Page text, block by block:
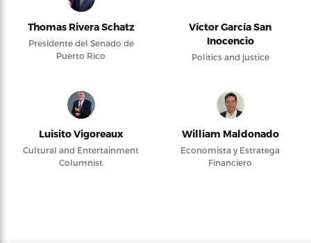
Thomas Rivera Schatz
Presidente del Senado de
Puerto Rico
Víctor García San
Inocencio
Politics and justice
Luisito Vigoreaux
Cultural and Entertainment
Columnist
William Maldonado
Economista y Estratega
Financiero